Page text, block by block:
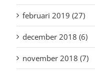
februari 2019 (27)
december 2018 (6)
november 2018 (7)